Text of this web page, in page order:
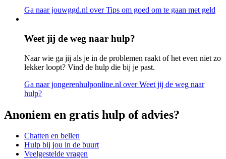
Ga naar jouwggd.nl over Tips om goed om te gaan met geld
Weet jij de weg naar hulp?
Naar wie ga jij als je in de problemen raakt of het even niet zo
lekker loopt? Vind de hulp die bij je past.
Ga naar jongerenhulponline.nl over Weet jij de weg naar
hulp?
Anoniem en gratis hulp of advies?
Chatten en bellen
Hulp bij jou in de buurt
Veelgestelde vragen